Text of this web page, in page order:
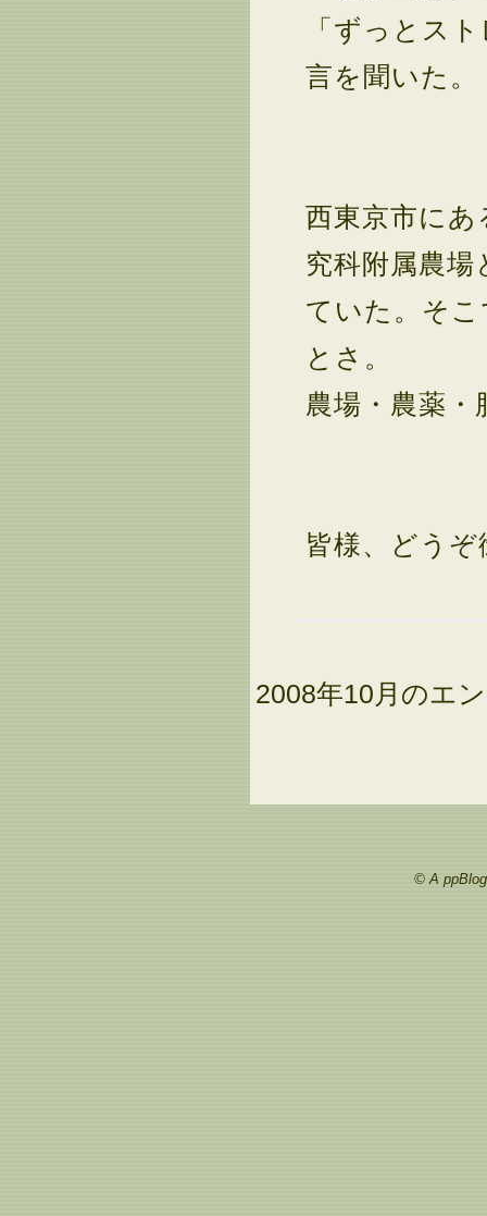
「ずっとス
言を聞いた。
西東京市にあ
究科附属農
ていた。そ
とさ。
農場・農薬
皆様、どう
2008年10月のエ
© A